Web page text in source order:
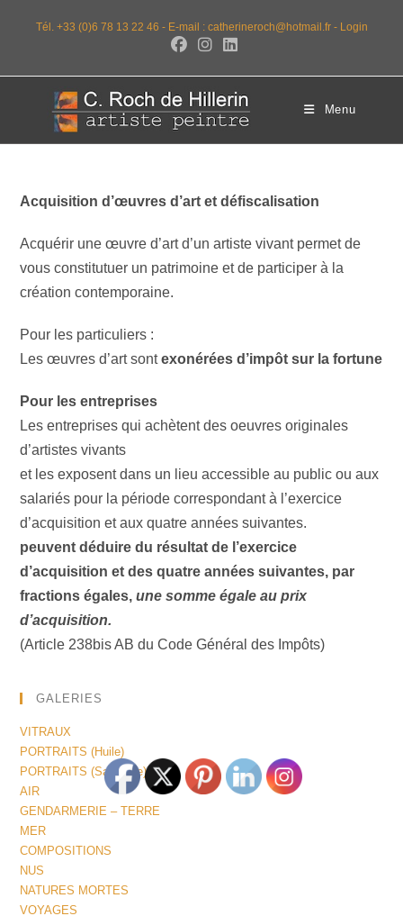
Tél. +33 (0)6 78 13 22 46 - E-mail : catherineroch@hotmail.fr - Login
Menu
Acquisition d’œuvres d’art et défiscalisation
Acquérir une œuvre d’art d’un artiste vivant permet de
vous constitutuer un patrimoine et de participer à la
création contemporaine.
Pour les particuliers :
Les œuvres d’art sontexonérées d’impôt sur la fortune
Pour les entreprises
Les entreprises qui achètent des oeuvres originales
d’artistes vivants
et les exposent dans un lieu accessible au public ou aux
salariés pour la période correspondant à l’exercice
d’acquisition et aux quatre années suivantes.
peuvent déduire du résultat de l’exercice
d’acquisition et des quatre années suivantes, par
fractions égales, une somme égale au prix
d’acquisition.
(Article 238bis AB du Code Général des Impôts)
GALERIES
VITRAUX
PORTRAITS (Huile)
PORTRAITS (Sanguine)
AIR
GENDARMERIE – TERRE
MER
COMPOSITIONS
NUS
NATURES MORTES
VOYAGES